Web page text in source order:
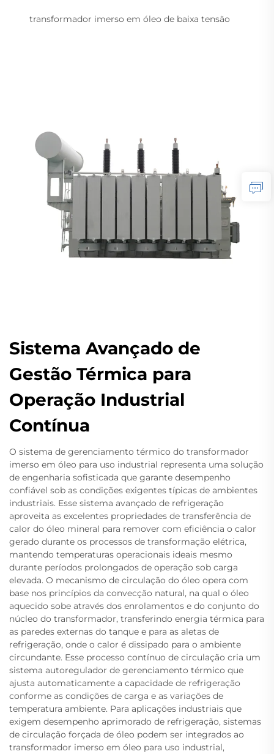
transformador imerso em óleo de baixa tensão
Sistema Avançado de
Gestão Térmica para
Operação Industrial
Contínua
O sistema de gerenciamento térmico do transformador
imerso em óleo para uso industrial representa uma solução
de engenharia sofisticada que garante desempenho
confiável sob as condições exigentes típicas de ambientes
industriais. Esse sistema avançado de refrigeração
aproveita as excelentes propriedades de transferência de
calor do óleo mineral para remover com eficiência o calor
gerado durante os processos de transformação elétrica,
mantendo temperaturas operacionais ideais mesmo
durante períodos prolongados de operação sob carga
elevada. O mecanismo de circulação do óleo opera com
base nos princípios da convecção natural, na qual o óleo
aquecido sobe através dos enrolamentos e do conjunto do
núcleo do transformador, transferindo energia térmica para
as paredes externas do tanque e para as aletas de
refrigeração, onde o calor é dissipado para o ambiente
circundante. Esse processo contínuo de circulação cria um
sistema autoregulador de gerenciamento térmico que
ajusta automaticamente a capacidade de refrigeração
conforme as condições de carga e as variações de
temperatura ambiente. Para aplicações industriais que
exigem desempenho aprimorado de refrigeração, sistemas
de circulação forçada de óleo podem ser integrados ao
transformador imerso em óleo para uso industrial,